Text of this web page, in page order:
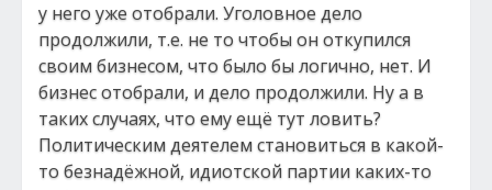
у него уже отобрали. Уголовное дело
продолжили, т.е. не то чтобы он откупился
своим бизнесом, что было бы логично, нет. И
бизнес отобрали, и дело продолжили. Ну а в
таких случаях, что ему ещё тут ловить?
Политическим деятелем становиться в какой-
то безнадёжной, идиотской партии каких-то